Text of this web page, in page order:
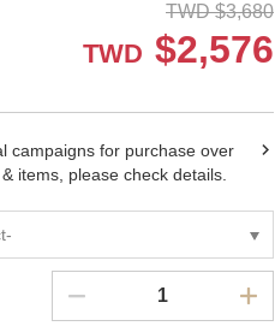
TWD $3,680
TWD $2,576
campaigns for purchase over
items, please check details.